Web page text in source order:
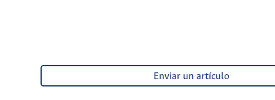
Enviar un artículo